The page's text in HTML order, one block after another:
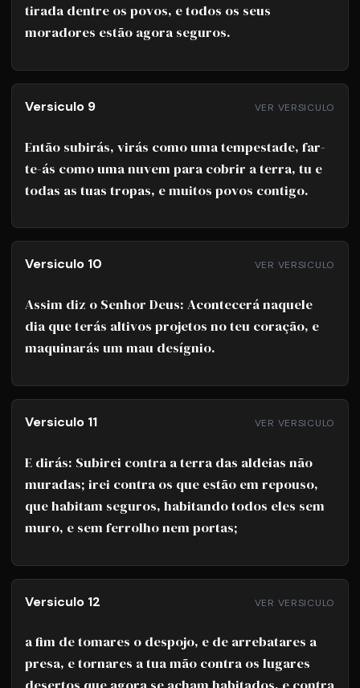
tirada dentre os povos, e todos os seus
moradores estão agora seguros.
Versiculo 9 VER VERSICULO
Então subirás, virás como uma tempestade, far-
te-ás como uma nuvem para cobrir a terra, tu e
todas as tuas tropas, e muitos povos contigo.
Versiculo 10 VER VERSICULO
Assim diz o Senhor Deus: Acontecerá naquele
dia que terás altivos projetos no teu coração, e
maquinarás um mau desígnio.
Versiculo 11 VER VERSICULO
E dirás: Subirei contra a terra das aldeias não
muradas; irei contra os que estão em repouso,
que habitam seguros, habitando todos eles sem
muro, e sem ferrolho nem portas;
Versiculo 12 VER VERSICULO
a fim de tomares o despojo, e de arrebatares a
presa, e tornares a tua mão contra os lugares